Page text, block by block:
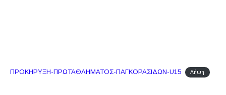
ΠΡΟΚΗΡΥΞΗ-ΠΡΩΤΑΘΛΗΜΑΤΟΣ-ΠΑΓΚΟΡΑΣΙΔΩΝ-U15 Λήψη